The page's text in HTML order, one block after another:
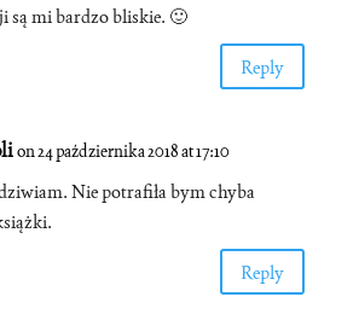
są mi bardzo bliskie. 🙂
Reply
on 24 października 2018 at 17:10
Nie potrafiła bym chyba
Reply